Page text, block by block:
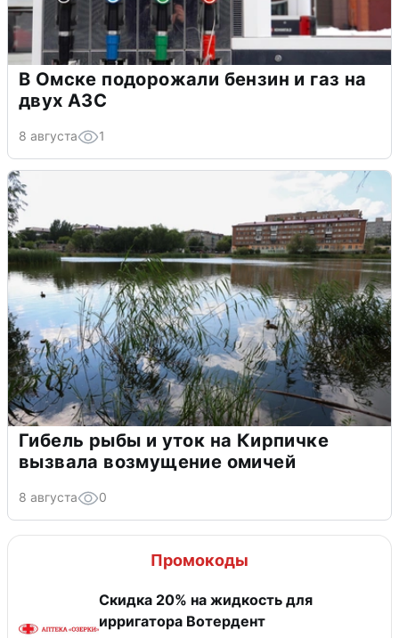
В Омске подорожали бензин и газ на
двух АЗС
8 августа 1
Гибель рыбы и уток на Кирпичке
вызвала возмущение омичей
8 августа 0
Промокоды
Скидка 20% на жидкость для
ирригатора Вотердент